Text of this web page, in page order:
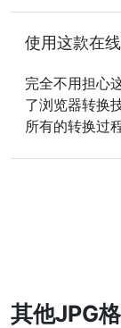
使用这款在
完全不用担心
了浏览器转换
所有的转换过
其他JPG